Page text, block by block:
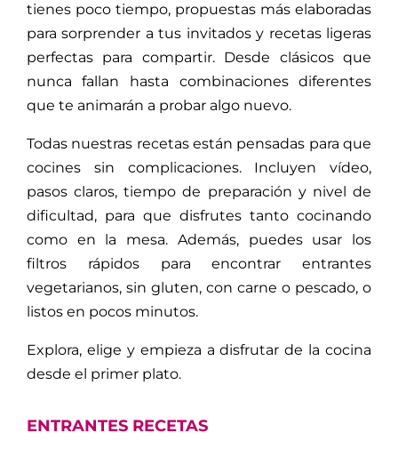
tienes poco tiempo, propuestas más elaboradas
para sorprender a tus invitados y recetas ligeras
perfectas para compartir. Desde clásicos que
nunca fallan hasta combinaciones diferentes
que te animarán a probar algo nuevo.
Todas nuestras recetas están pensadas para que
cocines sin complicaciones. Incluyen vídeo,
pasos claros, tiempo de preparación y nivel de
dificultad, para que disfrutes tanto cocinando
como en la mesa. Además, puedes usar los
filtros rápidos para encontrar entrantes
vegetarianos, sin gluten, con carne o pescado, o
listos en pocos minutos.
Explora, elige y empieza a disfrutar de la cocina
desde el primer plato.
ENTRANTES RECETAS